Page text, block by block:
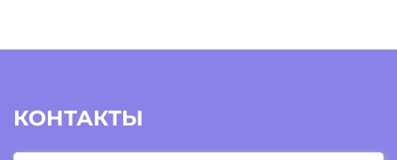
КОНТАКТЫ